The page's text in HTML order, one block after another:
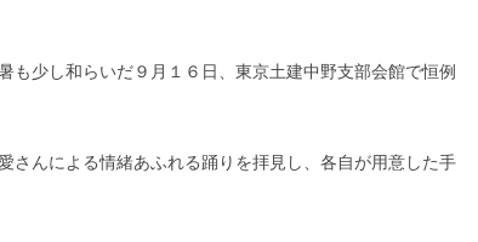
少し和らいだ９月１６日、東京土建中野支部会館で恒例
んによる情緒あふれる踊りを拝見し、各自が用意した手